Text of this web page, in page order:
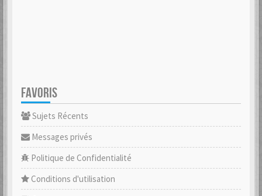
FAVORIS
Sujets Récents
Messages privés
Politique de Confidentialité
Conditions d'utilisation